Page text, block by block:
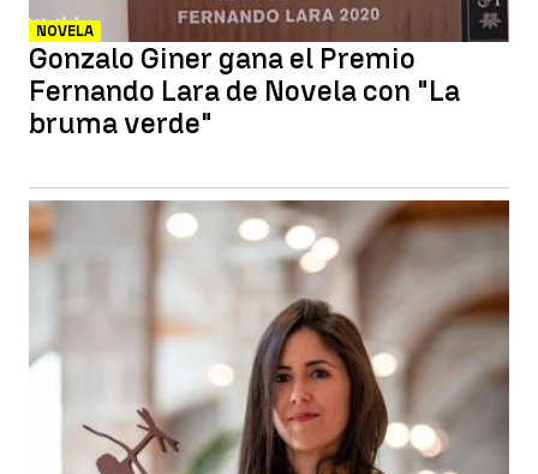
NOVELA
Gonzalo Giner gana el Premio
Fernando Lara de Novela con "La
bruma verde"